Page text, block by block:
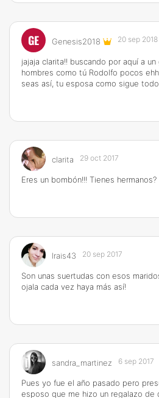
GE Genesis2018 20 sep 2018
jajaja clarita!! buscando por aquí a un
hombres como tú Rodolfo pocos
seas así, tu esposa como sigue
clarita 29 oct 2017
Eres un bombón!!! Tienes hermanos?
Irais43 20 sep 2017
Son unas suertudas con esos
ojala cada vez haya más así!
sandra_martinez 6 sep 2017
Pues yo fue el año pasado pero
esposo que me hizo un regalazo de